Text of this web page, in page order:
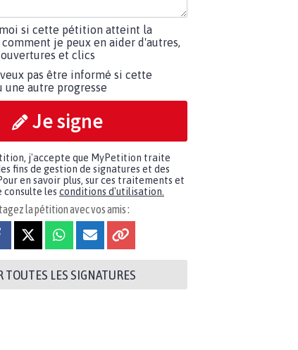
si cette pétition atteint la
je peux en aider d'autres,
et clics
pas être informé si cette
une autre progresse
Je signe
j'accepte que MyPetition traite
fins de gestion de signatures et des
en savoir plus, sur ces traitements et
consulte les conditions d'utilisation.
la pétition avec vos amis :
TOUTES LES SIGNATURES